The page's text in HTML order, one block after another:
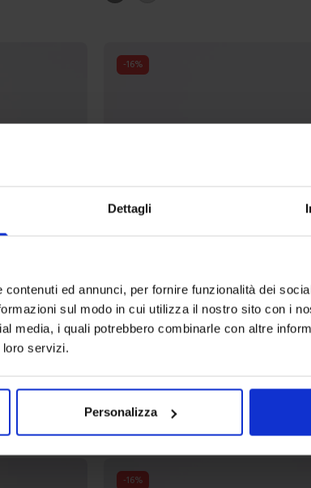
Dettagli
ed annunci, per fornire funzionalità dei
sul modo in cui utilizza il nostro sito con i
media, i quali potrebbero combinarle con altre
servizi.
Personalizza
-16%
Linea oro
24,90€ Da 21,00€
Colori disponibili
Grigio satinato
Grigio lucido
-16%